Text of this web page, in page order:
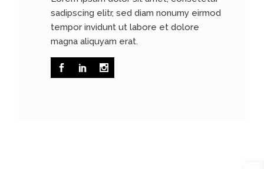
sadipscing elitr, sed diam nonumy eirmod
tempor invidunt ut labore et dolore
magna aliquyam erat.